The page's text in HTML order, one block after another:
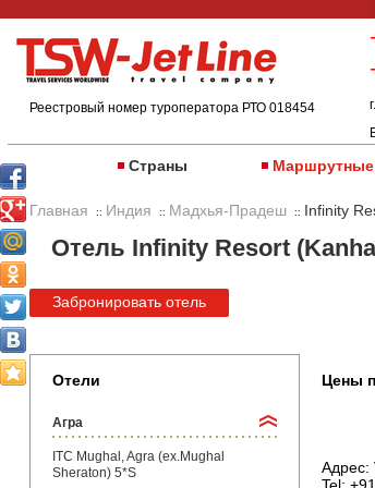
Реестровый номер туроператора РТО 018454
Страны
Главная :: Индия :: Мадхья-Прадеш :: Infinity
Отель Infinity Resort
Забронировать отель
Отели
Агра
ITC Mughal, Agra (ex.Mughal
Sheraton) 5*S
Цены
Адрес: